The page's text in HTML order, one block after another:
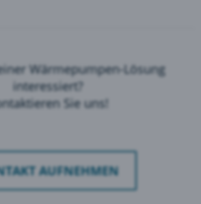
Wärmepumpen-Lösung
interessiert?
Sie uns!
AUFNEHMEN